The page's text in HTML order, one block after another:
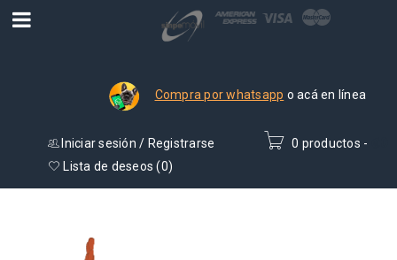
Compra por whatsapp o acá en línea
0 productos -
Iniciar sesión / Registrarse
Lista de deseos (0)